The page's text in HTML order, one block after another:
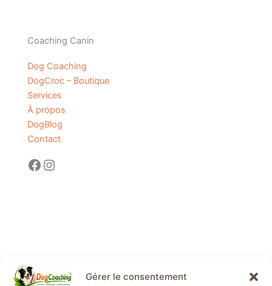
Gérer le consentement
Coaching Canin
Dog Coaching
DogCroc – Boutique
Services
À propos
DogBlog
Contact